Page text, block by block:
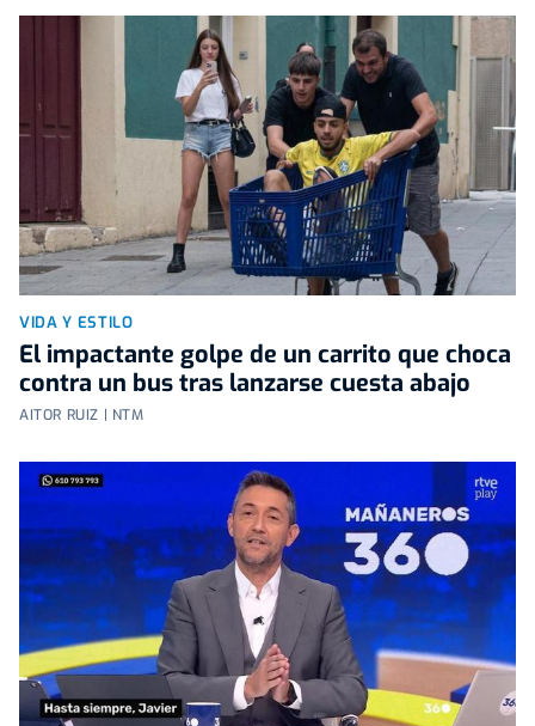
VIDA Y ESTILO
El impactante golpe de un carrito que choca
contra un bus tras lanzarse cuesta abajo
AITOR RUIZ | NTM